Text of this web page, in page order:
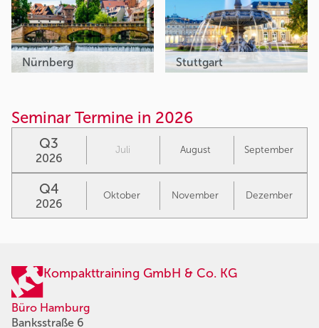
Nürnberg Stuttgart
Seminar Termine in 2026
Q3
2026
Juli August September
Q4
2026
Oktober November Dezember
Kompakttraining GmbH & Co. KG
Büro Hamburg
Banksstraße 6